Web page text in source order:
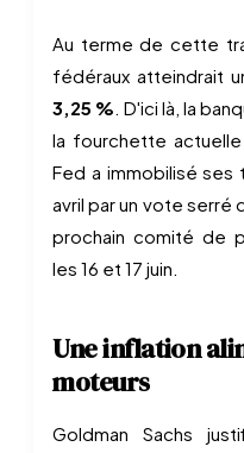
Au terme de cette
fédéraux atteindrait
3,25 %. D'ici là, la
la fourchette
Fed a immobilisé ses
avril par un vote serré
prochain comité de
les 16 et 17 juin.
Une inflation
moteurs
Goldman Sachs